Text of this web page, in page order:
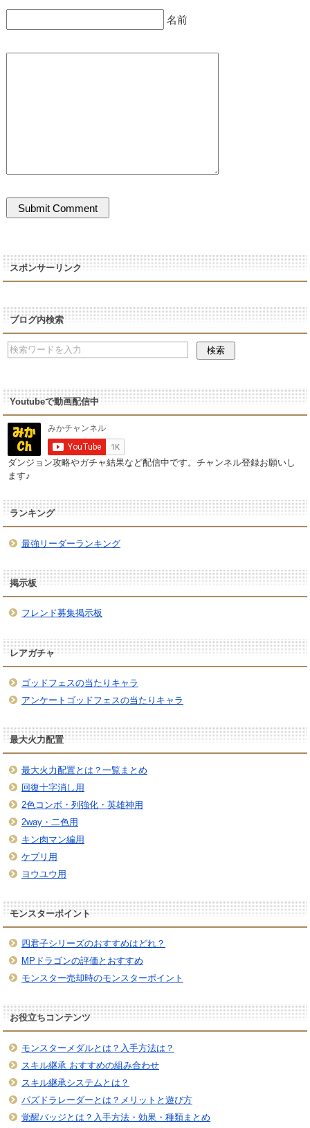
名前
スポンサーリンク
ブログ内検索
Youtubeで動画配信中
ダンジョン攻略やガチャ結果など配信中です。チャンネル登録お願いし
ます♪
ランキング
最強リーダーランキング
掲示板
フレンド募集掲示板
レアガチャ
ゴッドフェスの当たりキャラ
アンケートゴッドフェスの当たりキャラ
最大火力配置
最大火力配置とは？一覧まとめ
回復十字消し用
2色コンボ・列強化・英雄神用
2way・二色用
キン肉マン編用
ケプリ用
ヨウユウ用
モンスターポイント
四君子シリーズのおすすめはどれ？
MPドラゴンの評価とおすすめ
モンスター売却時のモンスターポイント
お役立ちコンテンツ
モンスターメダルとは？入手方法は？
スキル継承 おすすめの組み合わせ
スキル継承システムとは？
パズドラレーダーとは？メリットと遊び方
覚醒バッジとは？入手方法・効果・種類まとめ